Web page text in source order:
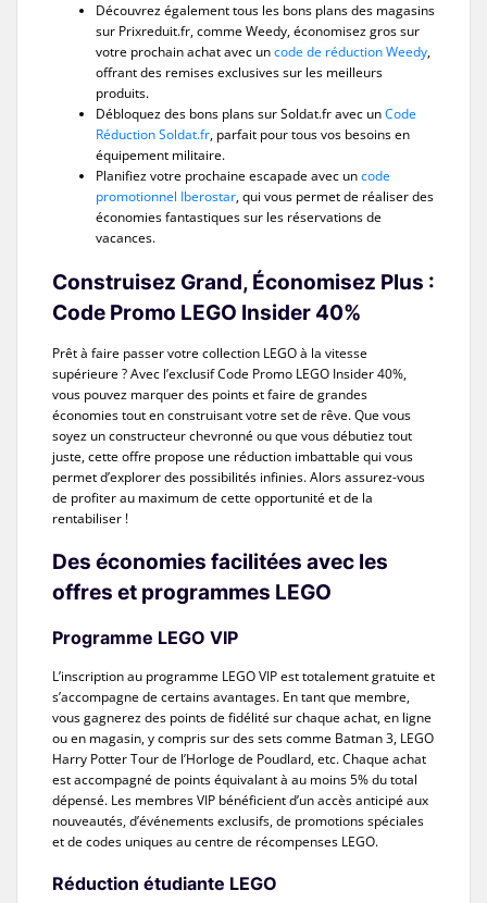
Découvrez également tous les bons plans des magasins
sur Prixreduit.fr, comme Weedy, économisez gros sur
votre prochain achat avec uncode de réduction Weedy,
offrant des remises exclusives sur les meilleurs
produits.
Débloquez des bons plans sur Soldat.fr avec unCode
Réduction Soldat.fr, parfait pour tous vos besoins en
équipement militaire.
Planifiez votre prochaine escapade avec uncode
promotionnel Iberostar, qui vous permet de réaliser des
économies fantastiques sur les réservations de
vacances.
Construisez Grand, Économisez Plus :
Code Promo LEGO Insider 40%
Prêt à faire passer votre collection LEGO à la vitesse
supérieure ? Avec l’exclusif Code Promo LEGO Insider 40%,
vous pouvez marquer des points et faire de grandes
économies tout en construisant votre set de rêve. Que vous
soyez un constructeur chevronné ou que vous débutiez tout
juste, cette offre propose une réduction imbattable qui vous
permet d’explorer des possibilités infinies. Alors assurez-vous
de profiter au maximum de cette opportunité et de la
rentabiliser !
Des économies facilitées avec les
offres et programmes LEGO
Programme LEGO VIP
L’inscription au programme LEGO VIP est totalement gratuite et
s’accompagne de certains avantages. En tant que membre,
vous gagnerez des points de fidélité sur chaque achat, en ligne
ou en magasin, y compris sur des sets comme Batman 3, LEGO
Harry Potter Tour de l’Horloge de Poudlard, etc. Chaque achat
est accompagné de points équivalant à au moins 5% du total
dépensé. Les membres VIP bénéficient d’un accès anticipé aux
nouveautés, d’événements exclusifs, de promotions spéciales
et de codes uniques au centre de récompenses LEGO.
Réduction étudiante LEGO